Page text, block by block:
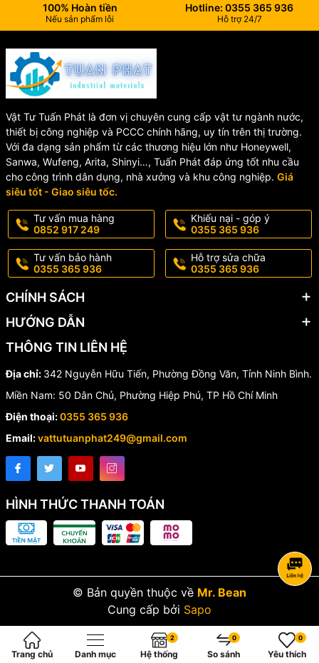
100% Hoàn tiền
Nếu sản phẩm lỗi
Hotline: 0355 365 936
Hỗ trợ 24/7
Vật Tư Tuấn Phát là đơn vị chuyên cung cấp vật tư ngành nước,
thiết bị công nghiệp và PCCC chính hãng, uy tín trên thị trường.
Với đa dạng sản phẩm từ các thương hiệu lớn như Honeywell,
Sanwa, Wufeng, Arita, Shinyi…, Tuấn Phát đáp ứng tốt nhu cầu
cho công trình dân dụng, nhà xưởng và khu công nghiệp. Giá
siêu tốt - Giao siêu tốc.
Tư vấn mua hàng
0852 917 249
Khiếu nại - góp ý
0355 365 936
Tư vấn bảo hành
0355 365 936
Hỗ trợ sửa chữa
0355 365 936
CHÍNH SÁCH
HƯỚNG DẪN
THÔNG TIN LIÊN HỆ
Địa chỉ: 342 Nguyễn Hữu Tiến, Phường Đồng Văn, Tỉnh Ninh Bình.
Miền Nam: 50 Dân Chủ, Phường Hiệp Phú, TP Hồ Chí Minh
Điện thoại:0355 365 936
Email:vattutuanphat249@gmail.com
HÌNH THỨC THANH TOÁN
© Bản quyền thuộc về Mr. Bean
Cung cấp bởi Sapo
Trang chủ Danh mục
2
Hệ thống
0
So sánh
0
Yêu thích